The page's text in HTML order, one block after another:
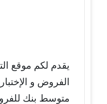
يقدم لكم موقع
الفروض و
متوسط بنك